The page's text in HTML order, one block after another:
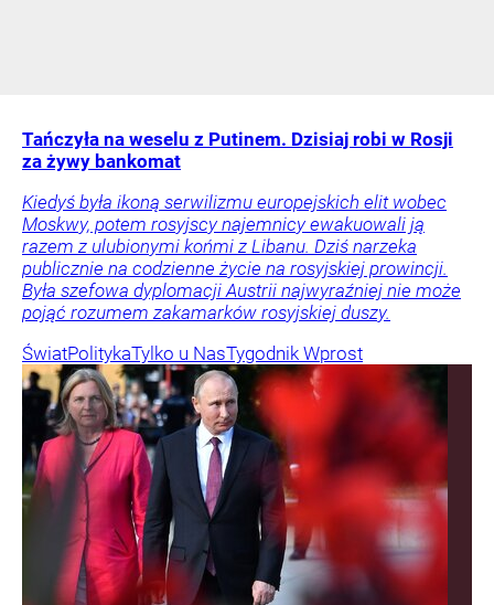
Tańczyła na weselu z Putinem. Dzisiaj robi w Rosji
za żywy bankomat
Kiedyś była ikoną serwilizmu europejskich elit wobec
Moskwy, potem rosyjscy najemnicy ewakuowali ją
razem z ulubionymi końmi z Libanu. Dziś narzeka
publicznie na codzienne życie na rosyjskiej prowincji.
Była szefowa dyplomacji Austrii najwyraźniej nie może
pojąć rozumem zakamarków rosyjskiej duszy.
ŚwiatPolitykaTylko u NasTygodnik Wprost